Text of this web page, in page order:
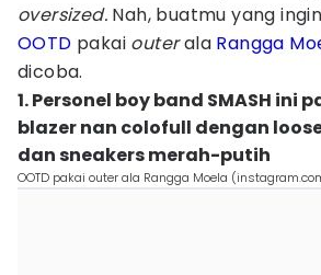
oversized. Nah, buatmu yang
OOTD pakai outerala Rangga
dicoba.
1. Personel boy band SMASH ini
blazer nan colofull dengan
dan sneakers merah-putih
OOTD pakai outer ala Rangga Moela